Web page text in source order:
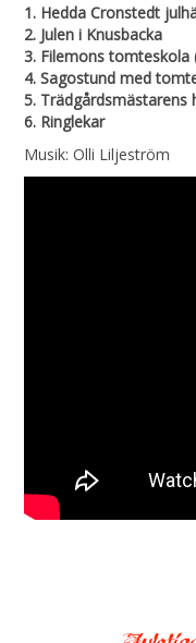
1. Hedda Cronstedt
2. Julen i Knusbacka
3. Filemons tomteskola
4. Sagostund med
5. Trädgårdsmästarens
6. Ringlekar
Musik: Olli Liljeström